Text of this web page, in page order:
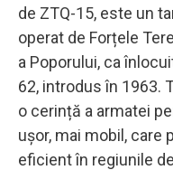
de ZTQ-15, este un
operat de Forțele
a Poporului, ca
62, introdus în 1963.
o cerință a armatei
ușor, mai mobil, care
eficient în regiunile